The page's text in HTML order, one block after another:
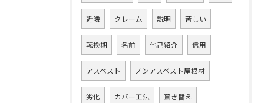
近隣 クレーム 説明 苦しい
転換期 名前 他己紹介 信用
アスベスト ノンアスベスト屋根材
劣化 カバー工法 葺き替え